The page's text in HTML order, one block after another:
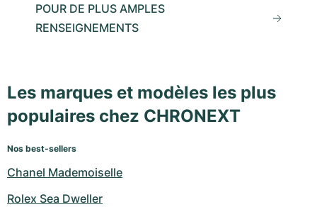
POUR DE PLUS AMPLES
RENSEIGNEMENTS
Les marques et modèles les plus
populaires chez CHRONEXT
Nos best-sellers
Chanel Mademoiselle
Rolex Sea Dweller